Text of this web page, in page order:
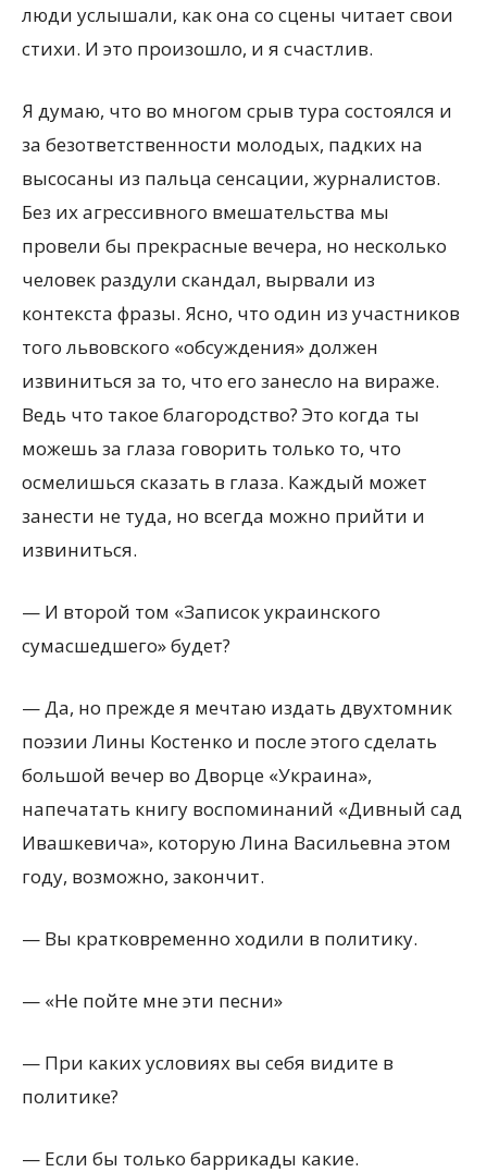
люди услышали, как она со сцены читает свои
стихи. И это произошло, и я счастлив.
Я думаю, что во многом срыв тура состоялся и
за безответственности молодых, падких на
высосаны из пальца сенсации, журналистов.
Без их агрессивного вмешательства мы
провели бы прекрасные вечера, но несколько
человек раздули скандал, вырвали из
контекста фразы. Ясно, что один из участников
того львовского «обсуждения» должен
извиниться за то, что его занесло на вираже.
Ведь что такое благородство? Это когда ты
можешь за глаза говорить только то, что
осмелишься сказать в глаза. Каждый может
занести не туда, но всегда можно прийти и
извиниться.
— И второй том «Записок украинского
сумасшедшего» будет?
— Да, но прежде я мечтаю издать двухтомник
поэзии Лины Костенко и после этого сделать
большой вечер во Дворце «Украина»,
напечатать книгу воспоминаний «Дивный сад
Ивашкевича», которую Лина Васильевна этом
году, возможно, закончит.
— Вы кратковременно ходили в политику.
— «Не пойте мне эти песни»
— При каких условиях вы себя видите в
политике?
— Если бы только баррикады какие.